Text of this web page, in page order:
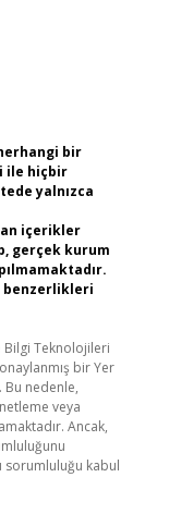
bir
ile hiçbir
yalnızca
içerikler
gerçek kurum
benzerlikleri
Bilgi Teknolojileri
bir Yer
Bu nedenle,
veya
Ancak,
sorumluluğu kabul